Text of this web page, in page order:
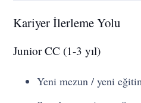
Kariyer İlerleme Yolu
Junior CC (1-3 yıl)
Yeni mezun / yeni